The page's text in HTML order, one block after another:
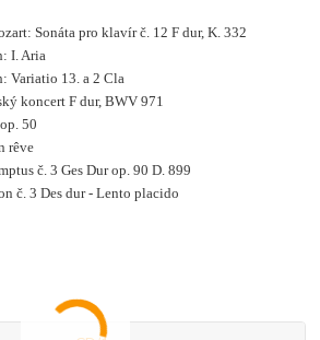
Sonáta pro klavír č. 12 F dur, K. 332
I. Aria
Variatio 13. a 2 Cla
koncert F dur, BWV 971
50
rêve
č. 3 Ges Dur op. 90 D. 899
č. 3 Des dur - Lento placido